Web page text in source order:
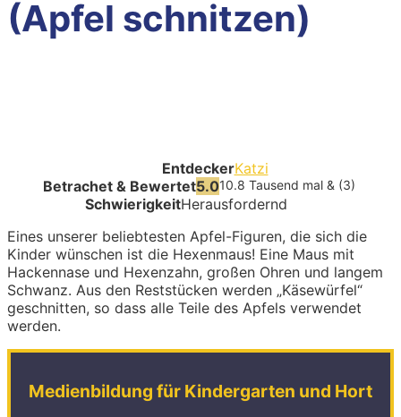
(Apfel schnitzen)
EntdeckerKatzi
Betrachet & Bewertet5.010.8 Tausend mal & (3)
SchwierigkeitHerausfordernd
Eines unserer beliebtesten Apfel-Figuren, die sich die
Kinder wünschen ist die Hexenmaus! Eine Maus mit
Hackennase und Hexenzahn, großen Ohren und langem
Schwanz. Aus den Reststücken werden „Käsewürfel“
geschnitten, so dass alle Teile des Apfels verwendet
werden.
Medienbildung für Kindergarten und Hort